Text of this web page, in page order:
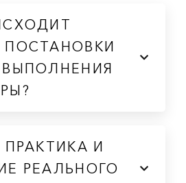
ПОСТАНОВКИ
И
РЕАЛЬНОГО